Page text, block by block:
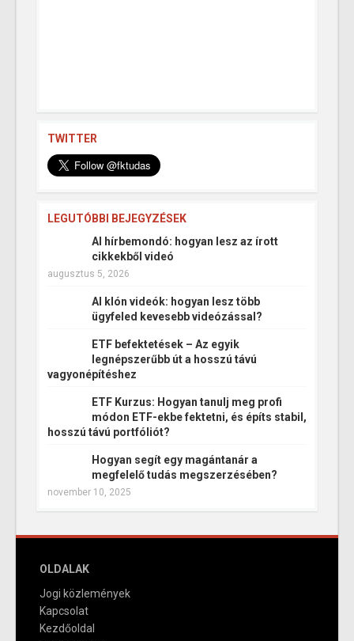
TWITTER
LEGUTÓBBI BEJEGYZÉSEK
AI hírbemondó: hogyan lesz az írott
cikkekből videó
augusztus 5, 2026
AI klón videók: hogyan lesz több
ügyfeled kevesebb videózással?
ETF befektetések – Az egyik
legnépszerűbb út a hosszú távú
vagyonépítéshez
ETF Kurzus: Hogyan tanulj meg profi
módon ETF-ekbe fektetni, és építs stabil,
hosszú távú portfóliót?
Hogyan segít egy magántanár a
megfelelő tudás megszerzésében?
november 10, 2025
OLDALAK
Jogi közlemények
Kapcsolat
Kezdőoldal